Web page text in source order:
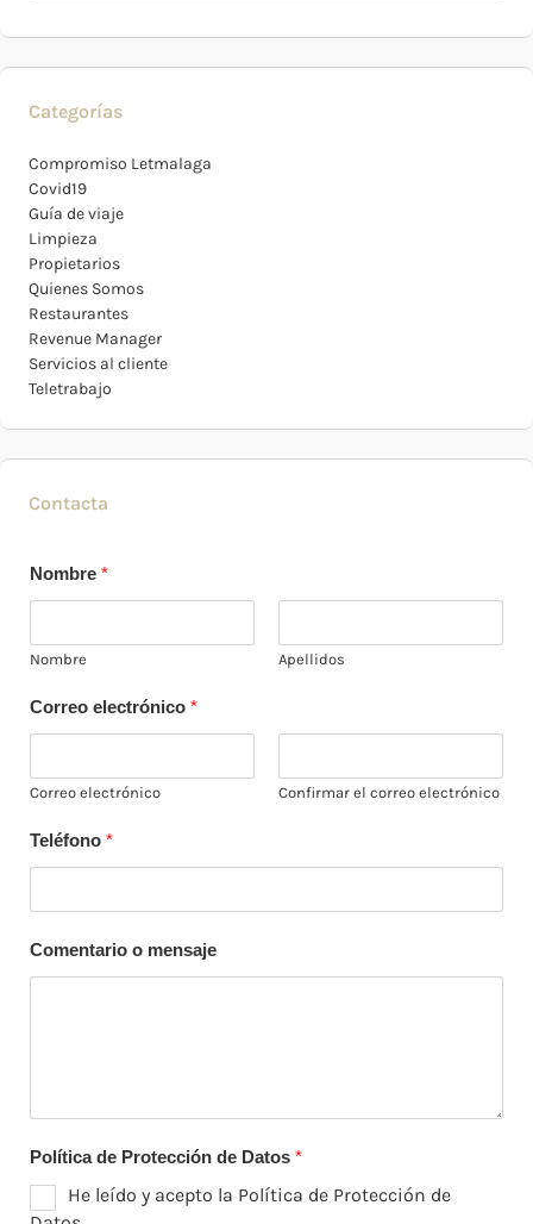
Categorías
Compromiso Letmalaga
Covid19
Guía de viaje
Limpieza
Propietarios
Quienes Somos
Restaurantes
Revenue Manager
Servicios al cliente
Teletrabajo
Contacta
Nombre *
Nombre Apellidos
Correo electrónico *
Correo electrónico Confirmar el correo electrónico
Teléfono *
Comentario o mensaje
Política de Protección de Datos *
He leído y acepto la Política de Protección de